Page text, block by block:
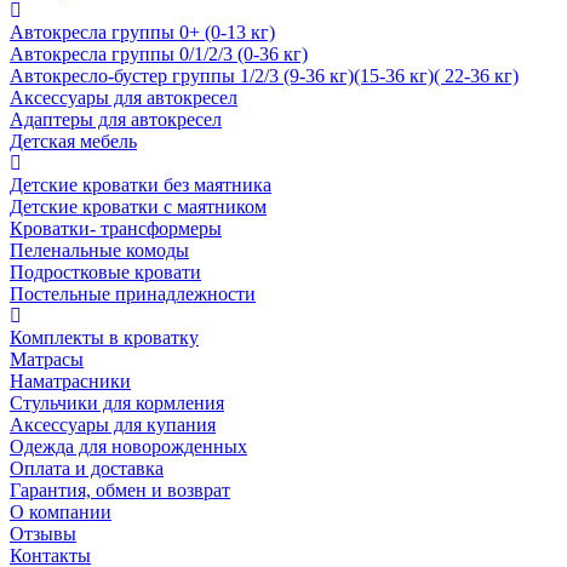
Автокресла группы 0+ (0-13 кг)
Автокресла группы 0/1/2/3 (0-36 кг)
Автокресло-бустер группы 1/2/3 (9-36 кг)(15-36 кг)( 22-36 кг)
Аксессуары для автокресел
Адаптеры для автокресел
Детская мебель
Детские кроватки без маятника
Детские кроватки с маятником
Кроватки- трансформеры
Пеленальные комоды
Подростковые кровати
Постельные принадлежности
Комплекты в кроватку
Матрасы
Наматрасники
Стульчики для кормления
Аксессуары для купания
Одежда для новорожденных
Оплата и доставка
Гарантия, обмен и возврат
О компании
Отзывы
Контакты